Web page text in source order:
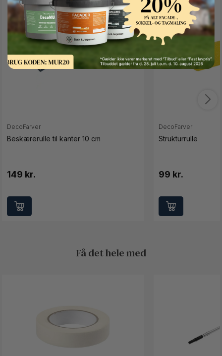
DecoFarver
Beskærerulle til kanter 10 cm
149 kr.
DecoFarver
Strukturrulle
99 kr.
Få det hele med
Button Text